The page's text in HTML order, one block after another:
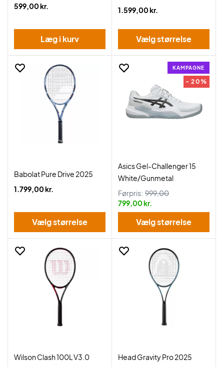
599,00 kr.
Læg i kurv
1.599,00 kr.
Vælg størrelse
Babolat Pure Drive 2025
1.799,00 kr.
Vælg størrelse
KAMPAGNE
- 20%
Asics Gel-Challenger 15
White/Gunmetal
Førpris: 999,00
799,00 kr.
Vælg størrelse
Wilson Clash 100L V3.0
Head Gravity Pro 2025